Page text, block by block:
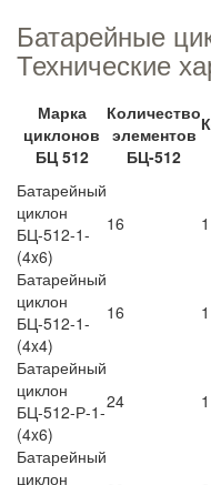
Батарейные
Технические
Марка
циклонов
БЦ 512
Количество
элементов
БЦ-512
Батарейный
циклон
БЦ-512-1-
(4x6)
16 1
Батарейный
циклон
БЦ-512-1-
(4x4)
16 1
Батарейный
циклон
БЦ-512-Р-1-
(4x6)
24 1
Батарейный
циклон